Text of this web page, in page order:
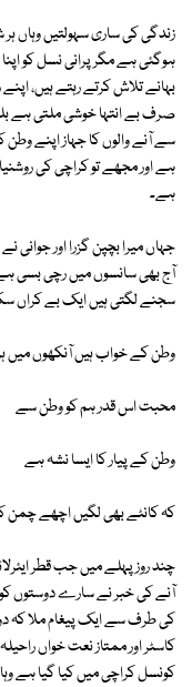
زندگی کی ساری سہولتیں وہاں
ہوگئی ہے مگر پرانی نسل کو اپنا
بہانے تلاش کرتے رہتے ہیں،
صرف بے انتہا خوشی ملتی ہے
سے آنے والوں کا جہاز اپنے
ہے اور مجھے تو کراچی کی
ہے۔
جہاں میرا بچپن گزرا اور
آج بھی سانسوں میں رچی بسی
سجنے لگتی ہیں ایک بے کراں
وطن کے خواب ہیں آنکھوں میں
محبت اس قدر ہم کو وطن سے
وطن کے پیار کا ایسا نشہ ہے
کہ کانٹے بھی لگیں اچھے چمن
چند روز پہلے میں جب قطر
آنے کی خبر نے سارے دوستوں کو
کی طرف سے ایک پیغام ملا کہ
کاسٹر اور ممتاز نعت خواں
کونسل کراچی میں کیا گیا ہے